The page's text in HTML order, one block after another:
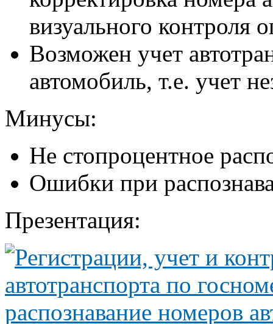
визуального контроля
Возможен учет
автомобиль, т.е. учет
Минусы:
Не стопроцентное
Ошибки при
Презентация: